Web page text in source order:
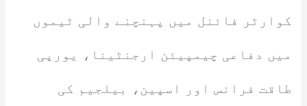
کوارٹر فائنل میں پہنچنے والی ٹیموں
میں دفاعی چیمپیئن ارجنٹینا، یورپی
طاقت فرانس اور اسپین، بیلجیم کی